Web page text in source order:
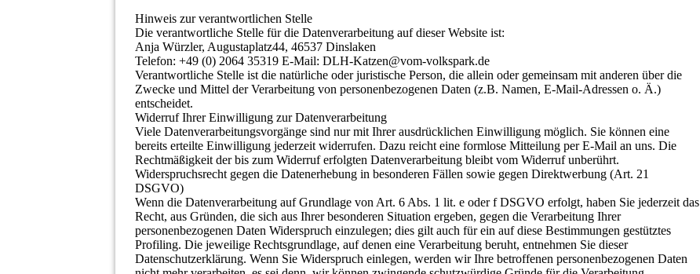
Hinweis zur verantwortlichen Stelle
Die verantwortliche Stelle für die Datenverarbeitung auf dieser Website ist:
Anja Würzler, Augustaplatz44, 46537 Dinslaken
Telefon: +49 (0) 2064 35319 E-Mail: DLH-Katzen@vom-volkspark.de
Verantwortliche Stelle ist die natürliche oder juristische Person, die allein oder gemeinsam mit anderen über die
Zwecke und Mittel der Verarbeitung von personenbezogenen Daten (z.B. Namen, E-Mail-Adressen o. Ä.)
entscheidet.
Widerruf Ihrer Einwilligung zur Datenverarbeitung
Viele Datenverarbeitungsvorgänge sind nur mit Ihrer ausdrücklichen Einwilligung möglich. Sie können eine
bereits erteilte Einwilligung jederzeit widerrufen. Dazu reicht eine formlose Mitteilung per E-Mail an uns. Die
Rechtmäßigkeit der bis zum Widerruf erfolgten Datenverarbeitung bleibt vom Widerruf unberührt.
Widerspruchsrecht gegen die Datenerhebung in besonderen Fällen sowie gegen Direktwerbung (Art. 21
DSGVO)
Wenn die Datenverarbeitung auf Grundlage von Art. 6 Abs. 1 lit. e oder f DSGVO erfolgt, haben Sie jederzeit das
Recht, aus Gründen, die sich aus Ihrer besonderen Situation ergeben, gegen die Verarbeitung Ihrer
personenbezogenen Daten Widerspruch einzulegen; dies gilt auch für ein auf diese Bestimmungen gestütztes
Profiling. Die jeweilige Rechtsgrundlage, auf denen eine Verarbeitung beruht, entnehmen Sie dieser
Datenschutzerklärung. Wenn Sie Widerspruch einlegen, werden wir Ihre betroffenen personenbezogenen Daten